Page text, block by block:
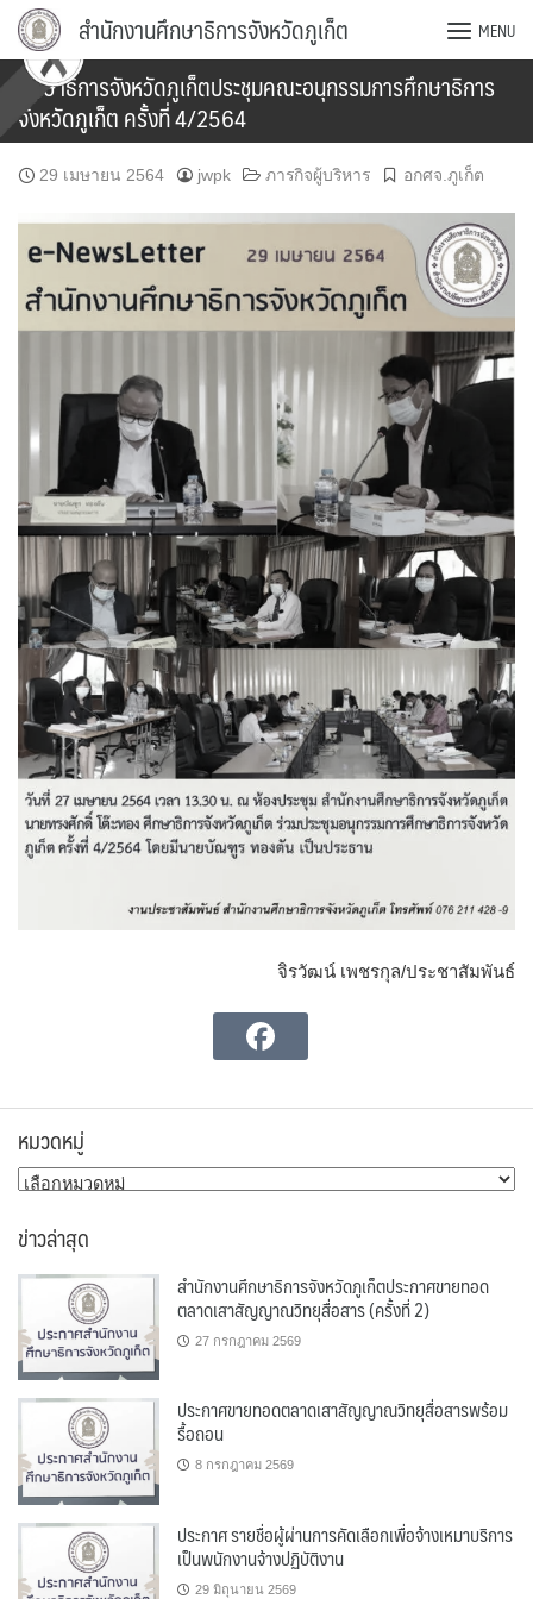
Skip
content
สำนักงานศึกษาธิการจังหวัดภูเก็ต MENU
ศึกษาธิการจังหวัดภูเก็ตประชุมคณะอนุกรรมการศึกษาธิการ
จังหวัดภูเก็ต ครั้งที่ 4/2564
29 เมษายน 2564 jwpk ภารกิจผู้บริหาร อกศจ.ภูเก็ต
จิรวัฒน์ เพชรกุล/ประชาสัมพันธ์
หมวดหมู่
หมวด
ข่าวล่าสุด
สำนักงานศึกษาธิการจังหวัดภูเก็ตประกาศขายทอด
ตลาดเสาสัญญาณวิทยุสื่อสาร (ครั้งที่ 2)
27 กรกฎาคม 2569
ประกาศขายทอดตลาดเสาสัญญาณวิทยุสื่อสารพร้อม
รื้อถอน
8 กรกฎาคม 2569
ประกาศ รายชื่อผู้ผ่านการคัดเลือกเพื่อจ้างเหมาบริการ
เป็นพนักงานจ้างปฏิบัติงาน
29 มิถุนายน 2569